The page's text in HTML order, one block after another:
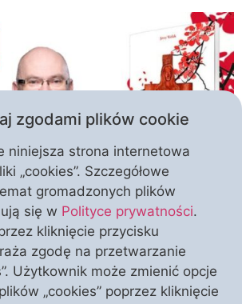
Christiana” zaprasza na
spotkanie autorskie, poświęcone
książce pt. „Akita. Więcej
To przejmująca opowieść o
w japońskiej Akicie, które
zgodami plików cookie
niniejsza strona internetowa
„cookies”. Szczegółowe
gromadzonych plików
się w Polityce prywatności.
kliknięcie przycisku
zgodę na przetwarzanie
Użytkownik może zmienić opcje
„cookies” poprzez kliknięcie